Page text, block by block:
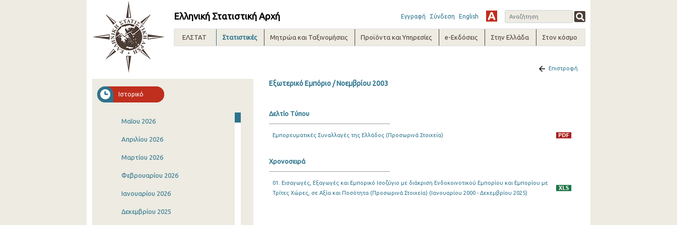
Ελληνική Στατιστική Αρχή Εγγραφή Σύνδεση English
ΕΛΣΤΑΤ Στατιστικές Μητρώα και Ταξινομήσεις Προϊόντα και Υπηρεσίες e-Εκδόσεις Στην Ελλάδα Στον κόσμο
Ιστορικό
Μαΐου 2026
Απριλίου 2026
Μαρτίου 2026
Φεβρουαρίου 2026
Ιανουαρίου 2026
Δεκεμβρίου 2025
Επιστροφή
Εξωτερικό Εμπόριο / Νοεμβρίου 2003
Δελτίο Τύπου
Εμπορευματικές Συναλλαγές της Ελλάδος (Προσωρινά Στοιχεία)
Χρονοσειρά
01. Εισαγωγές, Εξαγωγές και Εμπορικό Ισοζύγιο με διάκριση Ενδοκοινοτικού Εμπορίου και Εμπορίου με
Τρίτες Χώρες, σε Αξία και Ποσότητα (Προσωρινά Στοιχεία) (Ιανουαρίου 2000 - Δεκεμβρίου 2025)